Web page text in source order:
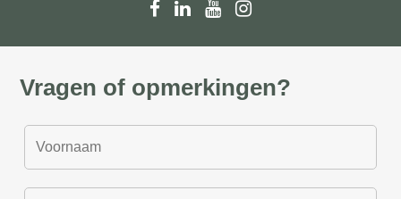
Vragen of opmerkingen?